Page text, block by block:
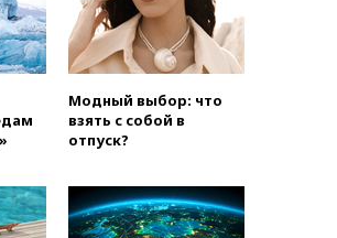
газа в европейских подземных
хранилищах достиг
антирекорда
Кушнер могут вскоре посетить
Москву и Киев
суда на пост президента
Венгрии
Модный выбор: что
взять с собой в
отпуск?